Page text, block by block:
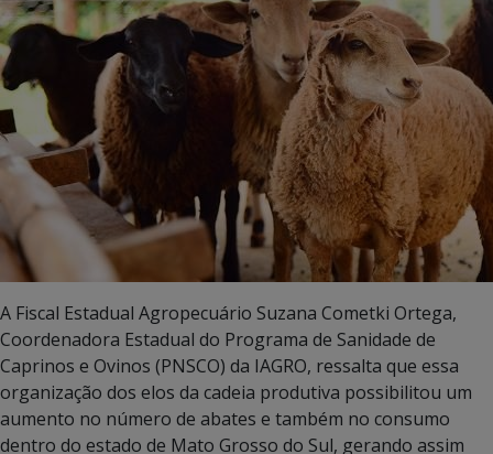
A Fiscal Estadual Agropecuário Suzana Cometki Ortega,
Coordenadora Estadual do Programa de Sanidade de
Caprinos e Ovinos (PNSCO) da IAGRO, ressalta que essa
organização dos elos da cadeia produtiva possibilitou um
aumento no número de abates e também no consumo
dentro do estado de Mato Grosso do Sul, gerando assim